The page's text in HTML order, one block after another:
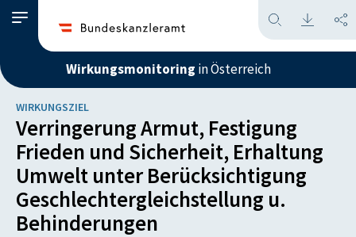
Wirkungsmonitoring in Österreich
WIRKUNGSZIEL
Verringerung Armut, Festigung
Frieden und Sicherheit, Erhaltung
Umwelt unter Berücksichtigung
Geschlechtergleichstellung u.
Behinderungen